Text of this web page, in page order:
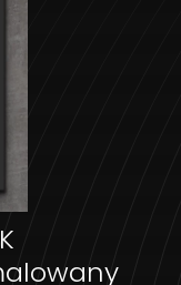
DO KOSZYKA